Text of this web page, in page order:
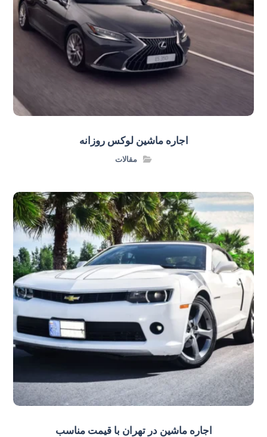
اجاره ماشین لوکس روزانه
مقالات
اجاره ماشین در تهران با قیمت مناسب